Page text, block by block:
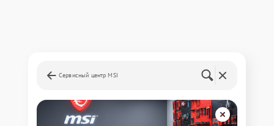
Сервисный центр MSI